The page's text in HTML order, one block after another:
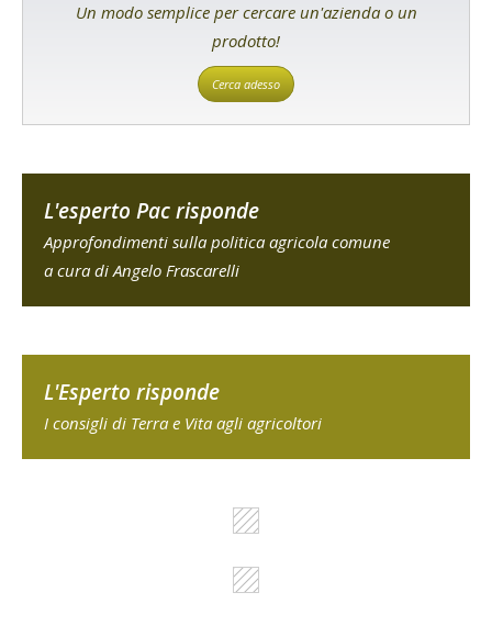
Un modo semplice per cercare un'azienda o un
prodotto!
Cerca adesso
L'esperto Pac risponde
Approfondimenti sulla politica agricola comune
a cura di Angelo Frascarelli
L'Esperto risponde
I consigli di Terra e Vita agli agricoltori